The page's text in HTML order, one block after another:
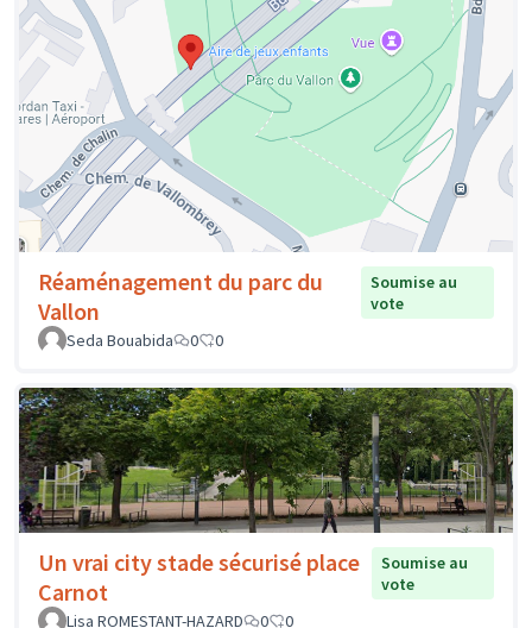
Réaménagement du parc du
Vallon
Soumise au
vote
Seda Bouabida
0 0
Un vrai city stade sécurisé place
Carnot
Soumise au
vote
Lisa ROMESTANT-HAZARD
0 0